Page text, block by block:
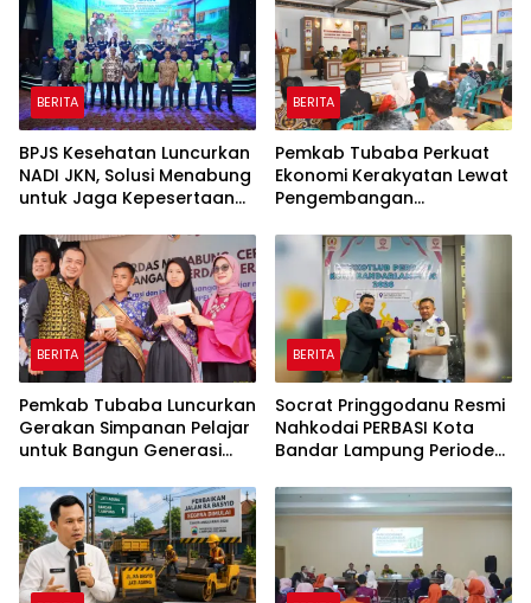
BERITA
BPJS Kesehatan Luncurkan
NADI JKN, Solusi Menabung
untuk Jaga Kepesertaan
BERITA
Pemkab Tubaba Perkuat
Ekonomi Kerakyatan Lewat
Pengembangan
Penyaluran KUR
BERITA
Pemkab Tubaba Luncurkan
Gerakan Simpanan Pelajar
untuk Bangun Generasi
BERITA
Socrat Pringgodanu Resmi
Nahkodai PERBASI Kota
Bandar Lampung Periode